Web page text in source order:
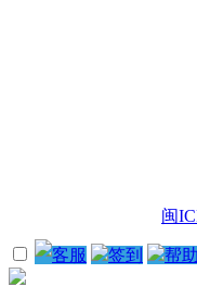
闽
客服 签到 帮助